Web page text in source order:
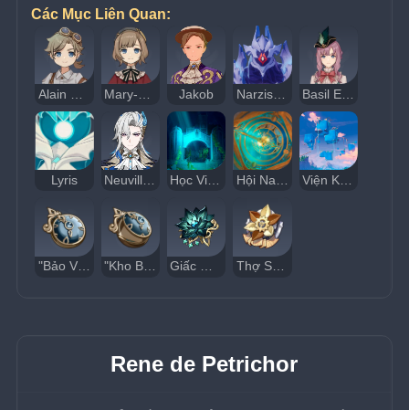
Các Mục Liên Quan:
Jakob Narzissenkreuz
Lyris Neuvillette Học Viện Triết Học Tự Nhiên Hội Narzissenkreuz Viện Khoa Học Fontaine
"Bảo Vật" "Kho Báu" Đã Mở Giấc Mộng Thủy Tiên Thợ Săn Marechaussee
Rene de Petrichor